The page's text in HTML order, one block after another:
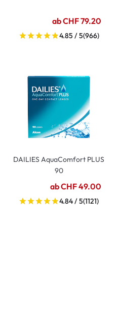
ab CHF 79.20
4.85 / 5(966)
DAILIES AquaComfort PLUS
90
ab CHF 49.00
4.84 / 5(1121)